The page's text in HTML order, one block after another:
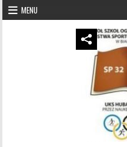
Skip to content
MENU